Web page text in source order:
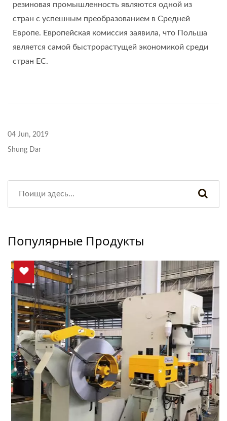
резиновая промышленность являются одной из
стран с успешным преобразованием в Средней
Европе. Европейская комиссия заявила, что Польша
является самой быстрорастущей экономикой среди
стран ЕС.
04 Jun, 2019
Shung Dar
Популярные Продукты